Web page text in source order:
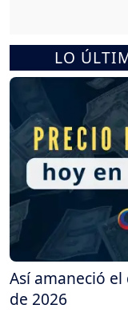
LO
Así amaneció
de 2026